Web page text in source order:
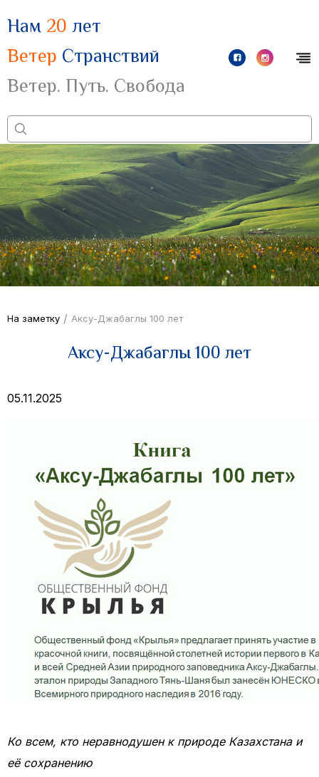
Нам 20 лет
Ветер Странствий
Ветер. Путь. Свобода
На заметку / Аксу-Джабаглы 100 лет
Аксу-Джабаглы 100 лет
05.11.2025
Ко всем, кто неравнодушен к природе Казахстана и
её сохранению